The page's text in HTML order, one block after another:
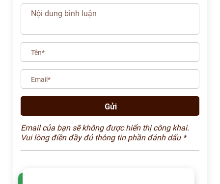
Email của bạn sẽ không được hiển thị công khai.
Vui lòng điền đầy đủ thông tin phần đánh dấu *